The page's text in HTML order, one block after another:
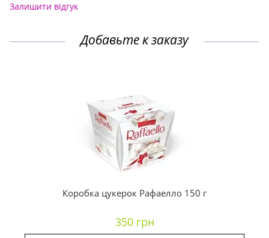
Залишити відгук
Добавьте к заказу
Коробка цукерок Рафаелло 150 г
350 грн